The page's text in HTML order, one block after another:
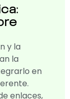
y la
la
en
enlaces,